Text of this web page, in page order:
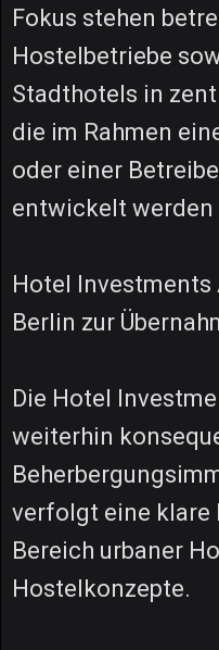
Fokus stehen
Hostelbetriebe
Stadthotels in
die im Rahmen
oder einer
entwickelt werden
Hotel Investments
Berlin zur
Die Hotel
weiterhin
verfolgt eine klare
Bereich urbaner
Hostelkonzepte.